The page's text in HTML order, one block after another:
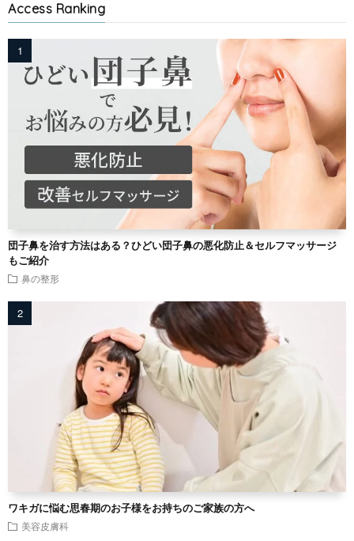
Access Ranking
団子鼻を治す方法はある？ひどい団子鼻の悪化防止＆セルフマッサージ
もご紹介
鼻の整形
ワキガに悩む思春期のお子様をお持ちのご家族の方へ
美容皮膚科